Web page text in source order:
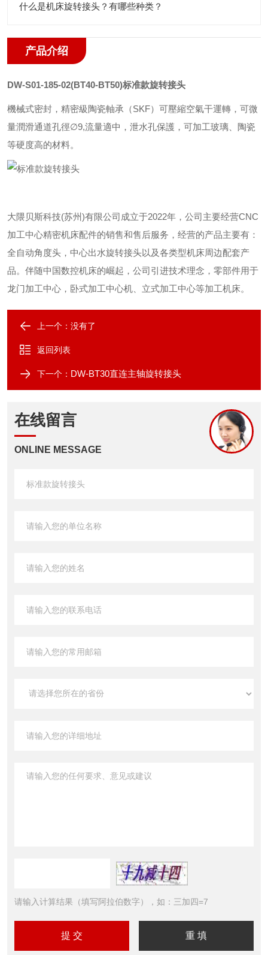
什么是机床旋转接头？有哪些种类？
产品介绍
DW-S01-185-02(BT40-BT50)标准款旋转接头
機械式密封，精密級陶瓷軸承（SKF）可壓縮空氣干運轉，可微
量潤滑通道孔徑∅9,流量適中，泄水孔保護，可加工玻璃、陶瓷
等硬度高的材料。
大隈贝斯科技(苏州)有限公司成立于2022年，公司主要经营CNC
加工中心精密机床配件的销售和售后服务，经营的产品主要有：
全自动角度头，中心出水旋转接头以及各类型机床周边配套产
品。伴随中国数控机床的崛起，公司引进技术理念，零部件用于
龙门加工中心，卧式加工中心机、立式加工中心等加工机床。
上一个：没有了
返回列表
下一个： DW-BT30直连主轴旋转接头
在线留言
ONLINE MESSAGE
请输入计算结果（填写阿拉伯数字），如：三加四=7